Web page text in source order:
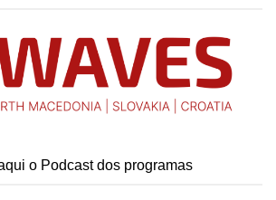
o Podcast dos programas